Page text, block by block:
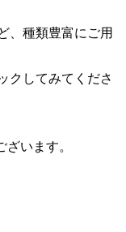
、種類豊富にご用
クしてみてくださ
います。